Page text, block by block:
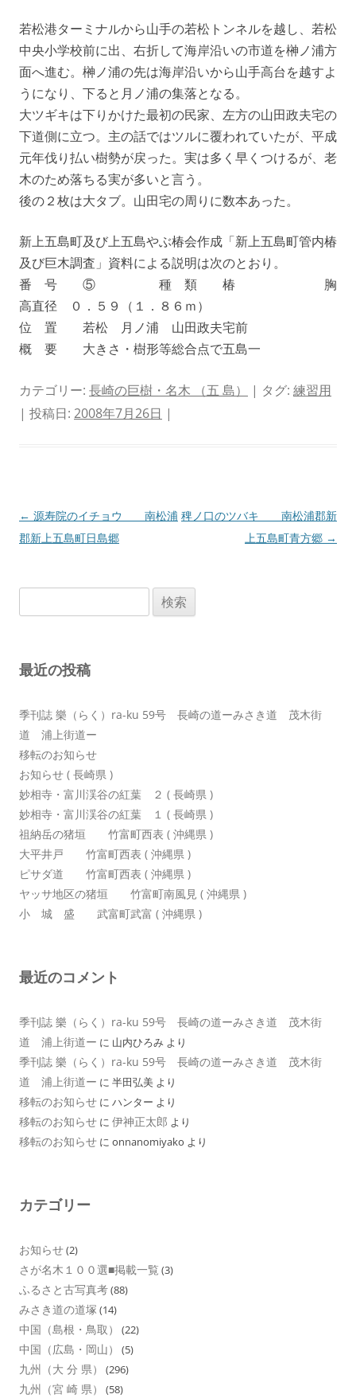
若松港ターミナルから山手の若松トンネルを越し、若松
中央小学校前に出、右折して海岸沿いの市道を榊ノ浦方
面へ進む。榊ノ浦の先は海岸沿いから山手高台を越すよ
うになり、下ると月ノ浦の集落となる。
大ツギキは下りかけた最初の民家、左方の山田政夫宅の
下道側に立つ。主の話ではツルに覆われていたが、平成
元年伐り払い樹勢が戻った。実は多く早くつけるが、老
木のため落ちる実が多いと言う。
後の２枚は大タブ。山田宅の周りに数本あった。
新上五島町及び上五島やぶ椿会作成「新上五島町管内椿
及び巨木調査」資料による説明は次のとおり。
番 号 ⑤ 種 類 椿 胸
高直径 ０．５９（１．８６ｍ）
位 置 若松 月ノ浦 山田政夫宅前
概 要 大きさ・樹形等総合点で五島一
カテゴリー: 長崎の巨樹・名木 （五 島） | タグ: 練習用
| 投稿日: 2008年7月26日 |
投
稿
ョ
← 源寿院のイチョウ 南松浦
郡新上五島町日島郷
稗ノ口のツバキ 南松浦郡新
上五島町青方郷 →
索:
最近の投稿
季刊誌 樂（らく）ra-ku 59号 長崎の道ーみさき道 茂木街
道 浦上街道ー
移転のお知らせ
お知らせ ( 長崎県 )
妙相寺・富川渓谷の紅葉 ２ ( 長崎県 )
妙相寺・富川渓谷の紅葉 １ ( 長崎県 )
祖納岳の猪垣 竹富町西表 ( 沖縄県 )
大平井戸 竹富町西表 ( 沖縄県 )
ピサダ道 竹富町西表 ( 沖縄県 )
ヤッサ地区の猪垣 竹富町南風見 ( 沖縄県 )
小 城 盛 武富町武富 ( 沖縄県 )
最近のコメント
季刊誌 樂（らく）ra-ku 59号 長崎の道ーみさき道 茂木街
道 浦上街道ー に 山内ひろみ より
季刊誌 樂（らく）ra-ku 59号 長崎の道ーみさき道 茂木街
道 浦上街道ー に 半田弘美 より
移転のお知らせ に ハンター より
移転のお知らせ に 伊神正太郎 より
移転のお知らせ に onnanomiyako より
カテゴリー
お知らせ(2)
さが名木１００選■掲載一覧 (3)
ふるさと古写真考(88)
みさき道の道塚 (14)
中国（島根・鳥取） (22)
中国（広島・岡山） (5)
九州（大 分 県） (296)
九州（宮 崎 県） (58)